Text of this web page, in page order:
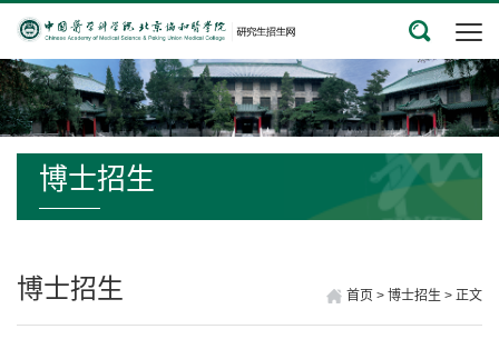
博士招生
博士招生 首页 > 博士招生 > 正文